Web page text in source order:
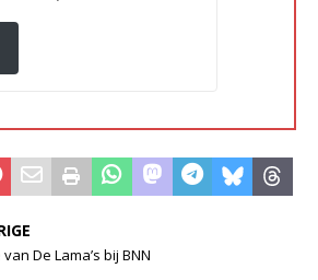
De Lama’s bij BNN